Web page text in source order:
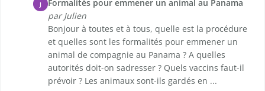
J
Formalités pour emmener un animal au Panama
par Julien
Bonjour à toutes et à tous, quelle est la procédure
et quelles sont les formalités pour emmener un
animal de compagnie au Panama ? A quelles
autorités doit-on sadresser ? Quels vaccins faut-il
prévoir ? Les animaux sont-ils gardés en ...